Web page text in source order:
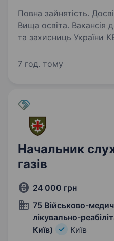
Повна зайнятість.
Вища освіта. Вакансія доступна для захисників
та захисниць України КВАЛІФІКАЦІЯ ТА
економічна або юридична
7 год. тому
Начальник
газів
24 000 грн
75 Військово-
лікувально-
Київ)
Київ